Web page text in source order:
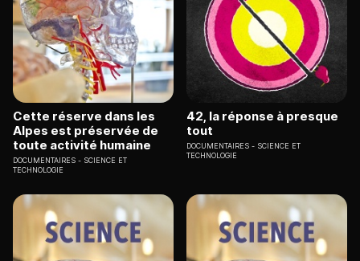
Cette réserve dans les
Alpes est préservée de
toute activité humaine
DOCUMENTAIRES
SCIENCE ET
TECHNOLOGIE
42, la réponse à presque
tout
DOCUMENTAIRES
SCIENCE ET
TECHNOLOGIE